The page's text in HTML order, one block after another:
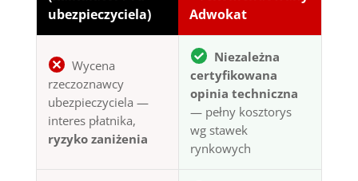
ubezpieczyciela)
Adwokat
Wycena
rzeczoznawcy
ubezpieczyciela —
interes płatnika,
ryzyko zaniżenia
Niezależna
certyfikowana
opinia techniczna
— pełny kosztorys
wg stawek
rynkowych